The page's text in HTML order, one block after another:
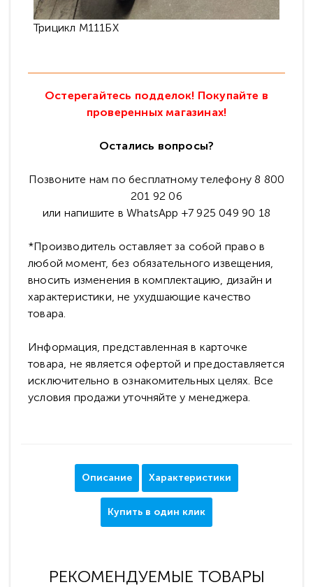
Трицикл М111БХ
Остерегайтесь подделок! Покупайте в
проверенных магазинах!
Остались вопросы?
Позвоните нам по бесплатному телефону 8 800
201 92 06
или напишите в WhatsApp +7 925 049 90 18
*Производитель оставляет за собой право в
любой момент, без обязательного извещения,
вносить изменения в комплектацию, дизайн и
характеристики, не ухудшающие качество
товара.
Информация, представленная в карточке
товара, не является офертой и предоставляется
исключительно в ознакомительных целях. Все
условия продажи уточняйте у менеджера.
Описание Характеристики
Купить в один клик
РЕКОМЕНДУЕМЫЕ ТОВАРЫ